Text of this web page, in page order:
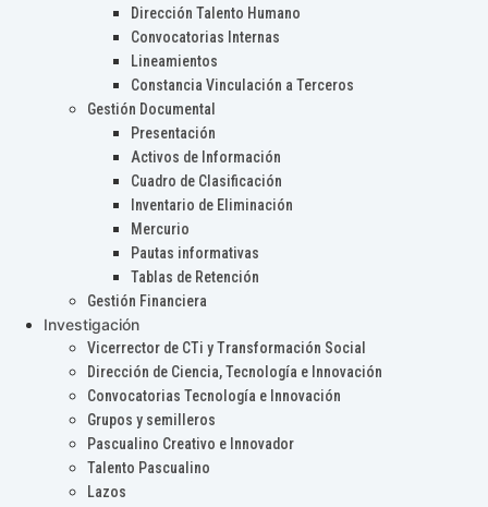
Dirección Talento Humano
Convocatorias Internas
Lineamientos
Constancia Vinculación a Terceros
Gestión Documental
Presentación
Activos de Información
Cuadro de Clasificación
Inventario de Eliminación
Mercurio
Pautas informativas
Tablas de Retención
Gestión Financiera
Investigación
Vicerrector de CTi y Transformación Social
Dirección de Ciencia, Tecnología e Innovación
Convocatorias Tecnología e Innovación
Grupos y semilleros
Pascualino Creativo e Innovador
Talento Pascualino
Lazos